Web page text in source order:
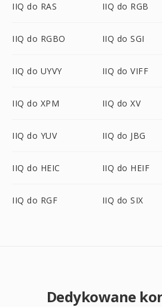
IIQ do RAS IIQ do RGB
IIQ do RGBO IIQ do SGI
IIQ do UYVY IIQ do VIFF
IIQ do XPM IIQ do XV
IIQ do YUV IIQ do JBG
IIQ do HEIC IIQ do HEIF
IIQ do RGF IIQ do SIX
Dedykowane